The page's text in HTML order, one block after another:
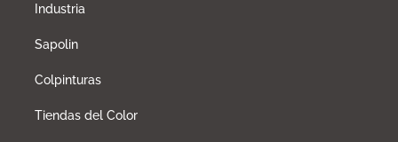
Industria
Sapolin
Colpinturas
Tiendas del Color